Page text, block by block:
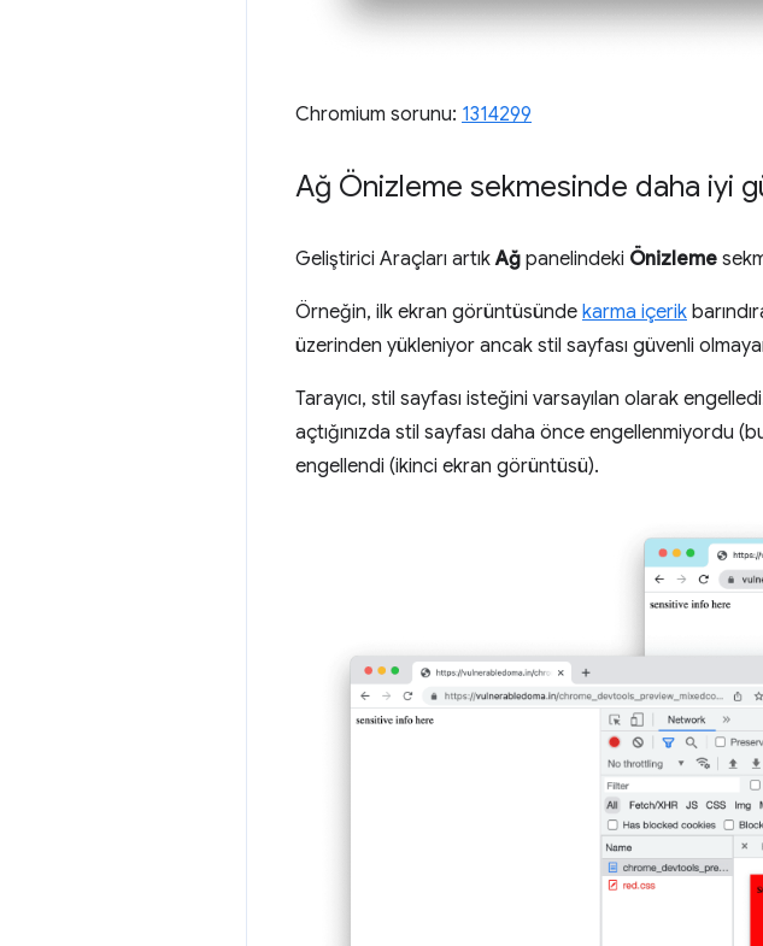
Chromium sorunu: 1314299
Ağ Önizleme sekmesinde daha iyi
Geliştirici Araçları artıkAğ panelindeki Önizleme
Örneğin, ilk ekran görüntüsünde karma içerik
üzerinden yükleniyor ancak stil sayfası güvenli
Tarayıcı, stil sayfası isteğini varsayılan olarak
açtığınızda stil sayfası daha önce engellenmiyordu
engellendi (ikinci ekran görüntüsü).